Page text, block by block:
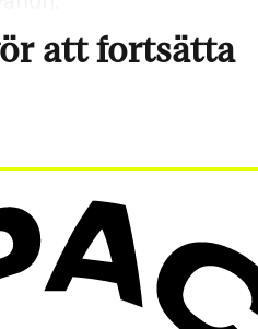
att fortsätta